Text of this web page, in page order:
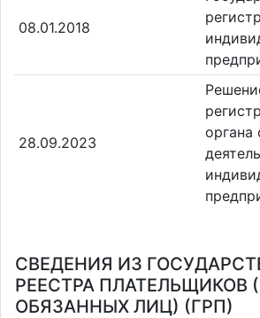
08.01.2018
28.09.2023
органа
СВЕДЕНИЯ ИЗ
РЕЕСТРА ПЛАТЕЛЬЩИКОВ
ОБЯЗАННЫХ ЛИЦ) (ГРП)